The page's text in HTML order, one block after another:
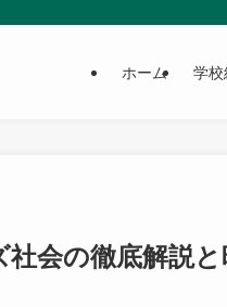
ホーム 学校
会の徹底解説と